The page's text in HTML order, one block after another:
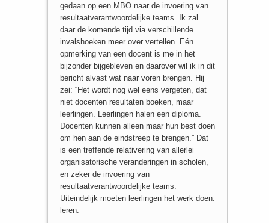
gedaan op een MBO naar de invoering van
resultaatverantwoordelijke teams. Ik zal
daar de komende tijd via verschillende
invalshoeken meer over vertellen. Eén
opmerking van een docent is me in het
bijzonder bijgebleven en daarover wil ik in dit
bericht alvast wat naar voren brengen. Hij
zei: “Het wordt nog wel eens vergeten, dat
niet docenten resultaten boeken, maar
leerlingen. Leerlingen halen een diploma.
Docenten kunnen alleen maar hun best doen
om hen aan de eindstreep te brengen.” Dat
is een treffende relativering van allerlei
organisatorische veranderingen in scholen,
en zeker de invoering van
resultaatverantwoordelijke teams.
Uiteindelijk moeten leerlingen het werk doen:
leren.